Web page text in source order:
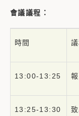
會議議程：
時間
13:00-13:25 報
13:25-13:30